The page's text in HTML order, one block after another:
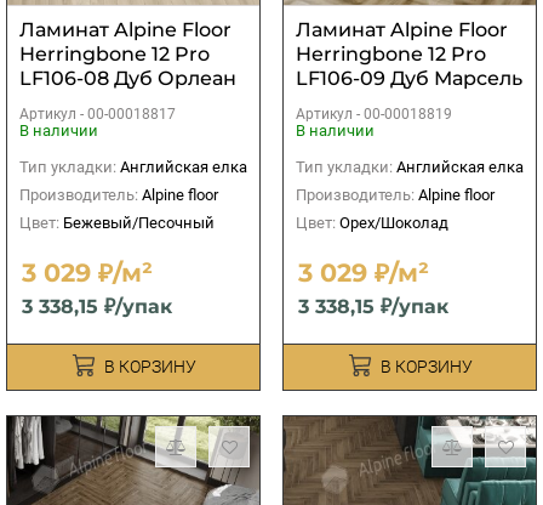
Ламинат Alpine Floor
Herringbone 12 Pro
LF106-08 Дуб Орлеан
Артикул - 00-00018817
В наличии
Тип укладки: Английская елка
Производитель: Alpine floor
Цвет: Бежевый/Песочный
3 029 ₽/м²
3 338,15 ₽/упак
В КОРЗИНУ
Ламинат Alpine Floor
Herringbone 12 Pro
LF106-09 Дуб Марсель
Артикул - 00-00018819
В наличии
Тип укладки: Английская елка
Производитель: Alpine floor
Цвет: Орех/Шоколад
3 029 ₽/м²
3 338,15 ₽/упак
В КОРЗИНУ